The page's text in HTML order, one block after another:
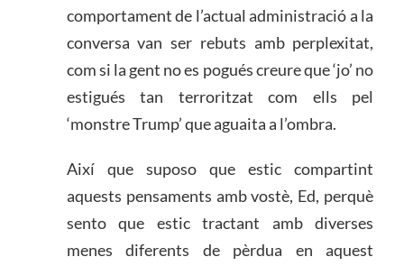
comportament de l’actual administració a la
conversa van ser rebuts amb perplexitat,
com si la gent no es pogués creure que ‘jo’ no
estigués tan terroritzat com ells pel
‘monstre Trump’ que aguaita a l’ombra.
Així que suposo que estic compartint
aquests pensaments amb vostè, Ed, perquè
sento que estic tractant amb diverses
menes diferents de pèrdua en aquest